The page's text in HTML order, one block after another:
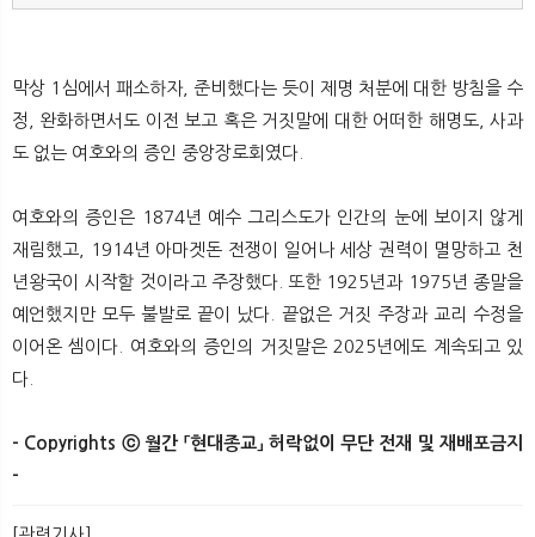
막상 1심에서 패소하자, 준비했다는 듯이 제명 처분에 대한 방침을 수
정, 완화하면서도 이전 보고 혹은 거짓말에 대한 어떠한 해명도, 사과
도 없는 여호와의 증인 중앙장로회였다.
여호와의 증인은 1874년 예수 그리스도가 인간의 눈에 보이지 않게
재림했고, 1914년 아마겟돈 전쟁이 일어나 세상 권력이 멸망하고 천
년왕국이 시작할 것이라고 주장했다. 또한 1925년과 1975년 종말을
예언했지만 모두 불발로 끝이 났다. 끝없은 거짓 주장과 교리 수정을
이어온 셈이다. 여호와의 증인의 거짓말은 2025년에도 계속되고 있
다.
- Copyrights ⓒ 월간 「현대종교」 허락없이 무단 전재 및 재배포금지
-